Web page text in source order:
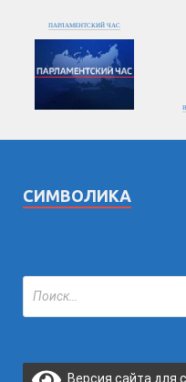
ПАРЛАМЕНТСКИЙ ЧАС
СИМВОЛИКА
Версия сайта для